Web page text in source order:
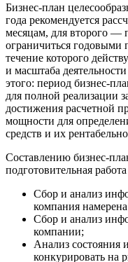
Бизнес-план
года рекомендуется
месяцам, для второго —
ограничиться годовыми
течение которого
и масштаба
этого: период бизнес-
для полной реализации
достижения расчетной
мощности для
средств и их
Составлению бизнес-
подготовительная
Сбор и анализ
компания
Сбор и анализ
компании;
Анализ состояния
конкурировать на